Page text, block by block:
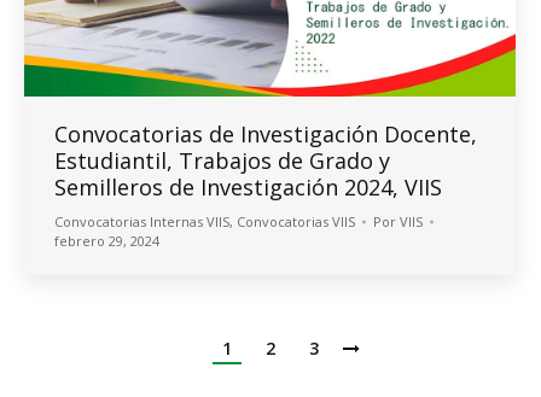
Convocatorias de Investigación Docente,
Estudiantil, Trabajos de Grado y
Semilleros de Investigación 2024, VIIS
Convocatorias Internas VIIS, Convocatorias VIIS Por VIIS
febrero 29, 2024
1 2 3